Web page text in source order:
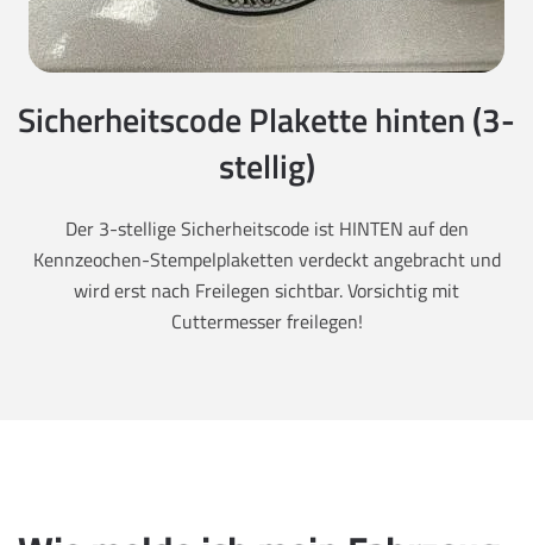
Sicherheitscode Plakette hinten (3-
stellig)
Der 3-stellige Sicherheitscode ist HINTEN auf den
Kennzeochen-Stempelplaketten verdeckt angebracht und
wird erst nach Freilegen sichtbar. Vorsichtig mit
Cuttermesser freilegen!